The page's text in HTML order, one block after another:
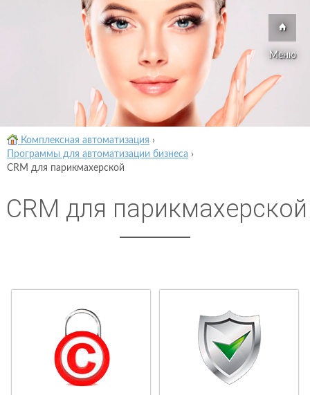
Меню
Комплексная автоматизация ›
Программы для автоматизации бизнеса ›
CRM для парикмахерской
CRM для парикмахерской